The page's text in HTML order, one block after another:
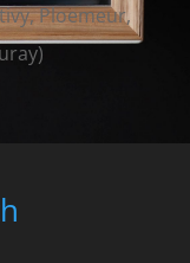
Ploemeur,